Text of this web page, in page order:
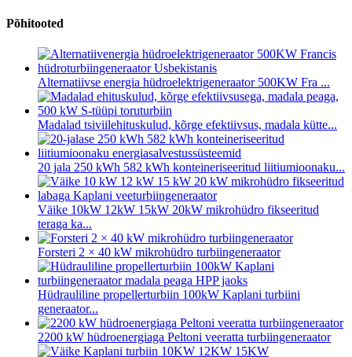
Põhitooted
Alternatiivse energia hüdroelektrigeneraator 500KW Fra ...
Madalad tsiviilehituskulud, kõrge efektiivsus, madala kütte...
20 jala 250 kWh 582 kWh konteineriseeritud liitiumioonaku...
Väike 10kW 12kW 15kW 20kW mikrohüdro fikseeritud
teraga ka...
Forsteri 2 × 40 kW mikrohüdro turbiingeneraator
Hüdrauliline propellerturbiin 100kW Kaplani turbiini
generaator...
2200 kW hüdroenergiaga Peltoni veeratta turbiingeneraator